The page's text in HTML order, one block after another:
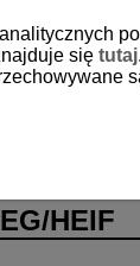
HEIF
się tutaj